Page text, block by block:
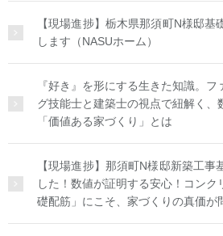
【現場進捗】栃木県那須町N様邸
します（NASUホーム）
『好き』を形にする生きた知識。
グ技能士と建築士の視点で紐解く、
「価値ある家づくり」とは
【現場進捗】那須町N様邸新築工事
した！数値が証明する安心！コン
礎配筋」にこそ、家づくりの真価が